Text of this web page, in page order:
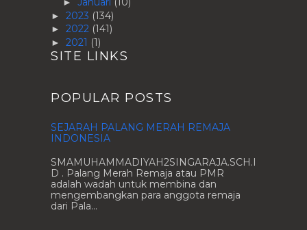
► 2023 (134)
► 2022 (141)
► 2021 (1)
SITE LINKS
POPULAR POSTS
SEJARAH PALANG MERAH REMAJA
INDONESIA
SMAMUHAMMADIYAH2SINGARAJA.SCH.I
D . Palang Merah Remaja atau PMR
adalah wadah untuk membina dan
mengembangkan para anggota remaja
dari Pala...